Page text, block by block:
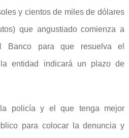
y cientos de miles de dólares
que angustiado comienza a
Banco para que resuelva el
entidad indicará un plazo de
policía y el que tenga mejor
para colocar la denuncia y